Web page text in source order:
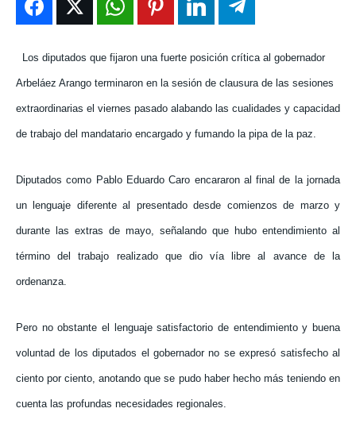
ENTRETENIMIENTO
EN VIVO
NOSOTROS
INSTITUCIONAL
ENTRETENIMIENTO
EN VIVO
NOSOTROS
INSTITUCIONAL
ENTRETENIMIENTO
EN VIVO
NOSOTROS
INSTITUCIONAL
ENTRETENIMIENTO
EN VIVO
NOSOTROS
INSTITUCIONAL
Los diputados que fijaron una fuerte posición crítica al gobernador
Arbeláez Arango terminaron en la sesión de clausura de las sesiones
extraordinarias el viernes pasado alabando las cualidades y capacidad
de trabajo del mandatario encargado y fumando la pipa de la paz.
Diputados como Pablo Eduardo Caro encararon al final de la jornada
un lenguaje diferente al presentado desde comienzos de marzo y
durante las extras de mayo, señalando que hubo entendimiento al
término del trabajo realizado que dio vía libre al avance de la
ordenanza.
Pero no obstante el lenguaje satisfactorio de entendimiento y buena
voluntad de los diputados el gobernador no se expresó satisfecho al
ciento por ciento, anotando que se pudo haber hecho más teniendo en
cuenta las profundas necesidades regionales.